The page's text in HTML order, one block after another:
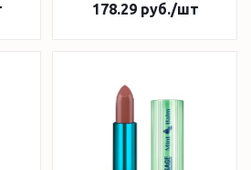
178.29руб./шт